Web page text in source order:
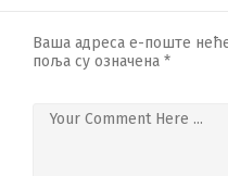
Ваша адреса е-поште
поља су означена *